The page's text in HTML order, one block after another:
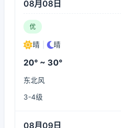
08月08日
优
晴 晴
20° ~ 30°
东北风
3-4级
08月09日